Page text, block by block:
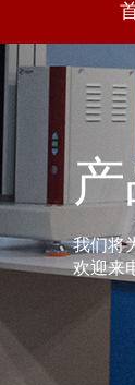
我们将
欢迎来